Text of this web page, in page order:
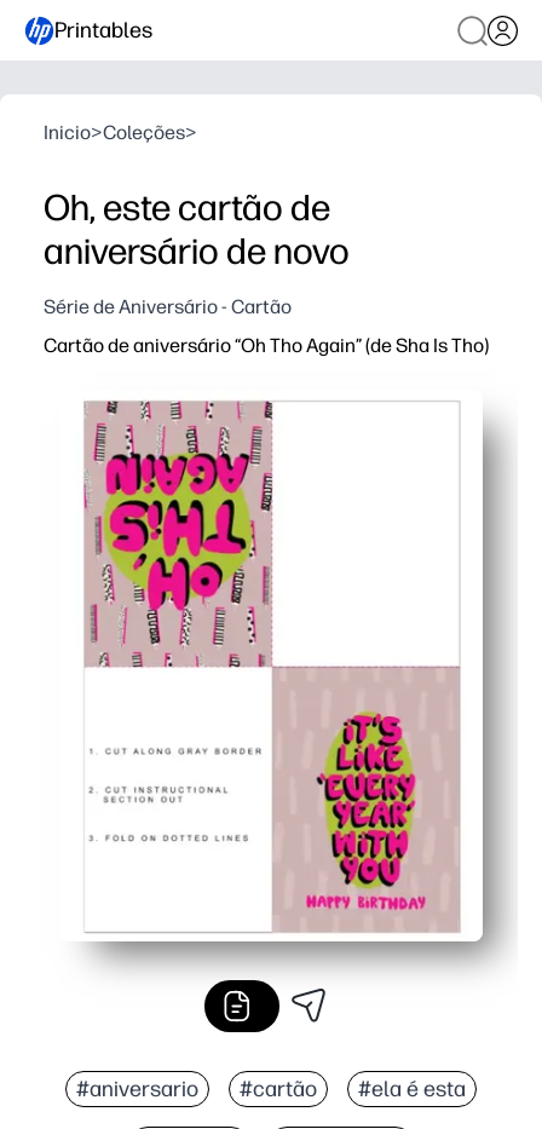
Printables
Inicio>Coleções>
Oh, este cartão de
aniversário de novo
Série de Aniversário - Cartão
Cartão de aniversário “Oh Tho Again” (de Sha Is Tho)
#aniversario #cartão #ela é esta